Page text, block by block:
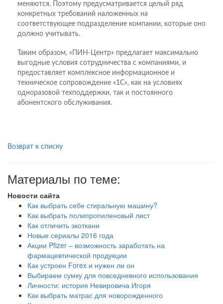
меняются. Поэтому предусматривается целый ряд
конкретных требований наложенных на
соответствующее подразделение компании, которые оно
должно учитывать.
Таким образом, «ПИН-Центр» предлагает максимально
выгодные условия сотрудничества с компаниями, и
предоставляет комплексное информационное и
техническое сопровождение «1С», как на условиях
одноразовой техподдержки, так и постоянного
абонентского обслуживания.
Возврат к списку
Материалы по теме:
Новости сайта
Как выбрать себе стиральную машину?
Как выбрать полипропиленовый лист
Как отличить экоткани
Новые сериалы 2016 года
Акции Pfizer – возможность заработать на
фармацевтической продукции
Как устроен Forex и нужен ли он
Выбираем сумку для повседневного использования
Личности: история Невировича Игоря
Как выбрать матрас для новорожденного